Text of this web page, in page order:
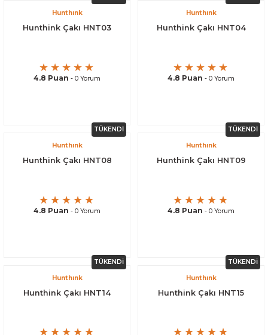
Hunthınk
Hunthink Çakı HNT03
4.8 Puan - 0 Yorum
Hunthınk
Hunthink Çakı HNT04
4.8 Puan - 0 Yorum
TÜKENDİ
Hunthınk
Hunthink Çakı HNT08
4.8 Puan - 0 Yorum
TÜKENDİ
Hunthınk
Hunthink Çakı HNT09
4.8 Puan - 0 Yorum
TÜKENDİ
Hunthınk
Hunthink Çakı HNT14
TÜKENDİ
Hunthınk
Hunthink Çakı HNT15